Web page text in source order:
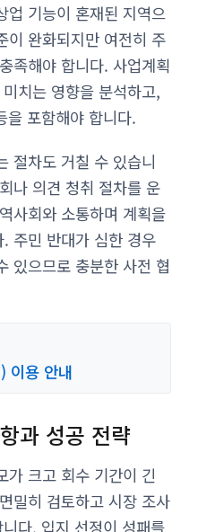
업 기능이 혼재된 지역으
이 완화되지만 여전히 주
족해야 합니다. 사업계획
치는 영향을 분석하고,
을 포함해야 합니다.
절차도 거칠 수 있습니
나 의견 청취 절차를 운
사회와 소통하며 계획을
주민 반대가 심한 경우
있으므로 충분한 사전 협
이용 안내
과 성공 전략
가 크고 회수 기간이 긴
밀히 검토하고 시장 조사
다. 입지 선정이 성패를